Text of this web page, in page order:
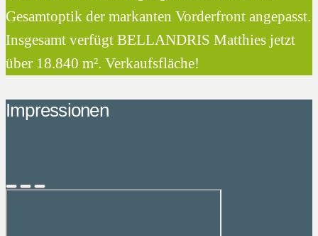
Gesamtoptik der markanten Vorderfront angepasst.
Insgesamt verfügt BELLANDRIS Matthies jetzt
über 18.840 m². Verkaufsfläche!
Impressionen